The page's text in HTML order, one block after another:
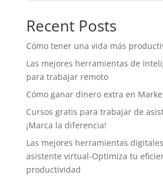
Recent Posts
Cómo tener una vida más
Las mejores herramientas de
para trabajar remoto
Cómo ganar dinero extra en
Cursos gratis para trabajar de
¡Marca la diferencia!
Las mejores herramientas
asistente virtual-Optimiza tu
productividad